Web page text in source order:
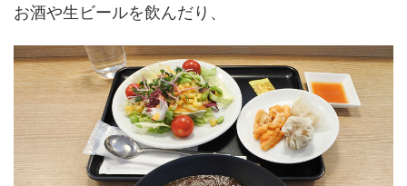
お酒や生ビールを飲んだり、